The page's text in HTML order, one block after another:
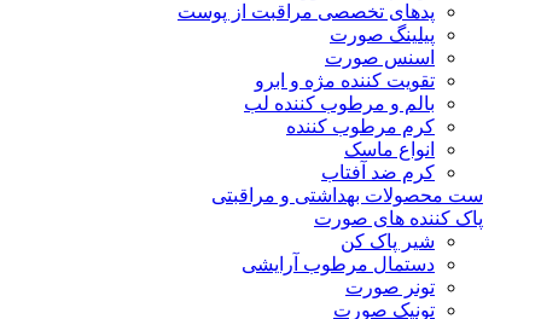
پدهای تخصصی مراقبت از پوست
پیلینگ صورت
اسنس صورت
تقویت کننده مژه و ابرو
بالم و مرطوب کننده لب
کرم مرطوب کننده
انواع ماسک
کرم ضد آفتاب
ست محصولات بهداشتی و مراقبتی
پاک کننده های صورت
شیر پاک کن
دستمال مرطوب آرایشی
تونر صورت
تونیک صورت